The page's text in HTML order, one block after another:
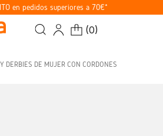
en pedidos superiores a 70€*
(0)
DERBIES DE MUJER CON CORDONES